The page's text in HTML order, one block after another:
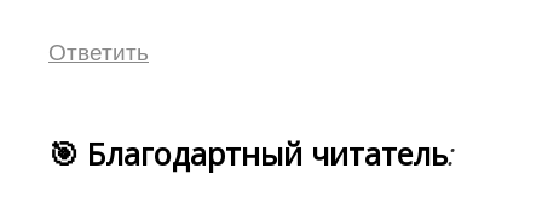
Ответить
🎯 Благодартный читатель: